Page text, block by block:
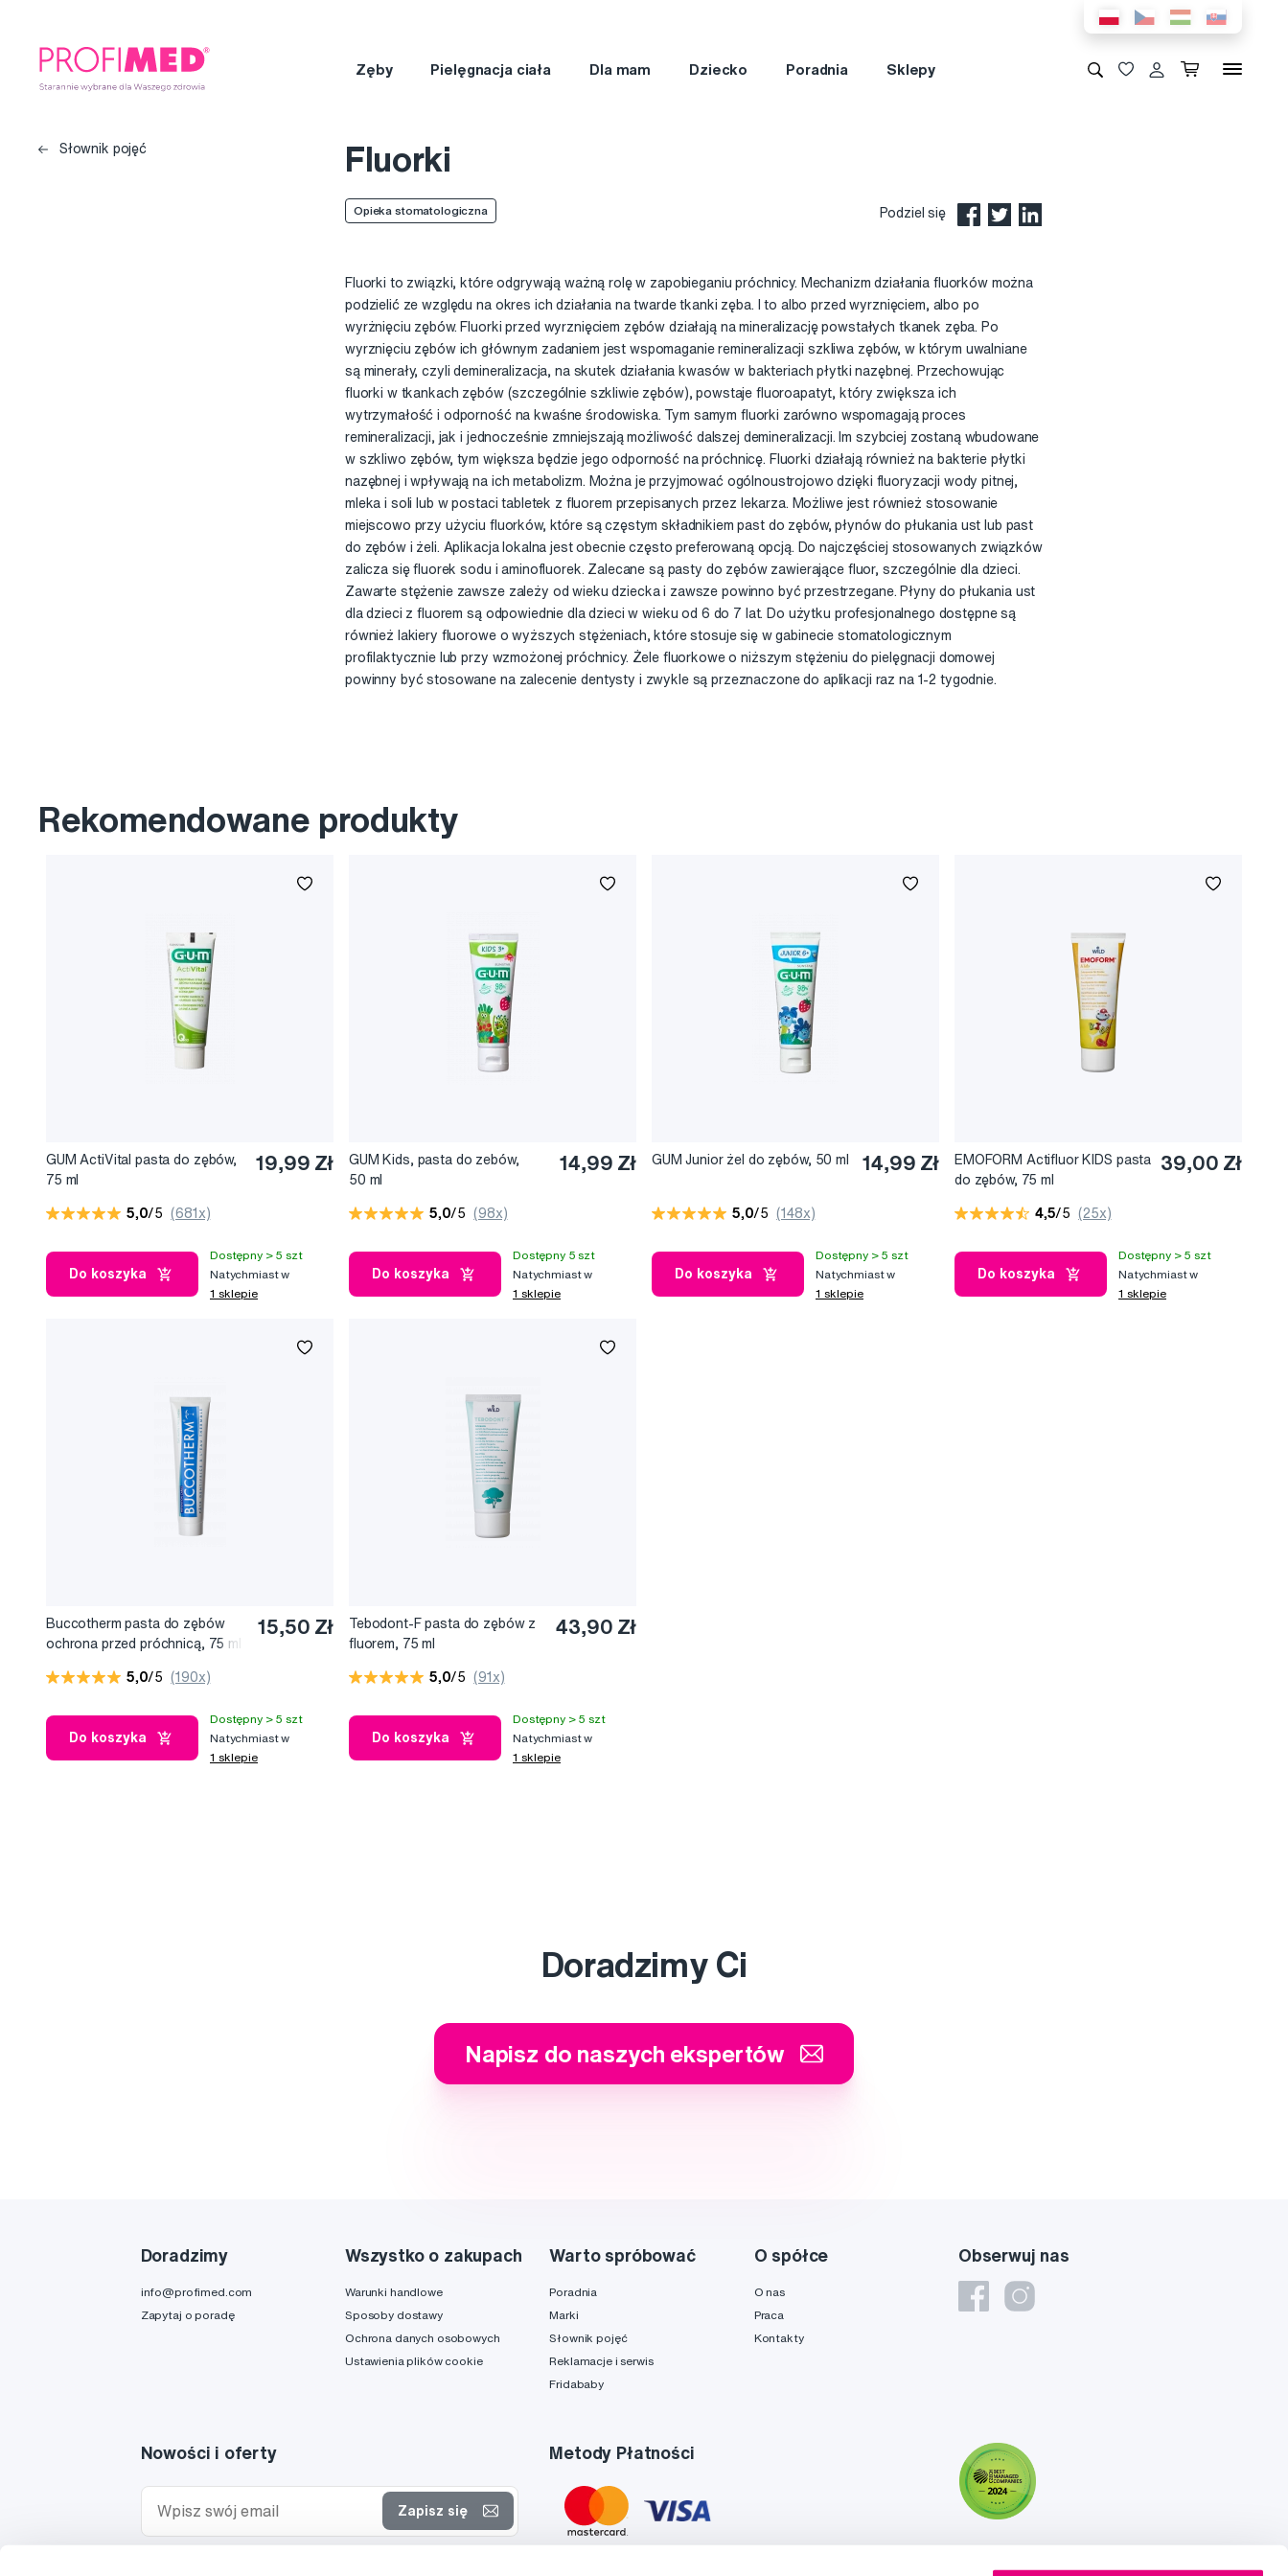
Zęby Pielęgnacja ciała Dla mam Dziecko Poradnia Sklepy
Słownik pojęć Fluorki
Opieka stomatologiczna Podziel się
Fluorki to związki, które odgrywają ważną rolę w zapobieganiu próchnicy. Mechanizm działania fluorków można
podzielić ze względu na okres ich działania na twarde tkanki zęba. I to albo przed wyrznięciem, albo po
wyrżnięciu zębów. Fluorki przed wyrznięciem zębów działają na mineralizację powstałych tkanek zęba. Po
wyrznięciu zębów ich głównym zadaniem jest wspomaganie remineralizacji szkliwa zębów, w którym uwalniane
są minerały, czyli demineralizacja, na skutek działania kwasów w bakteriach płytki nazębnej. Przechowując
fluorki w tkankach zębów (szczególnie szkliwie zębów), powstaje fluoroapatyt, który zwiększa ich
wytrzymałość i odporność na kwaśne środowiska. Tym samym fluorki zarówno wspomagają proces
remineralizacji, jak i jednocześnie zmniejszają możliwość dalszej demineralizacji. Im szybciej zostaną wbudowane
w szkliwo zębów, tym większa będzie jego odporność na próchnicę. Fluorki działają również na bakterie płytki
nazębnej i wpływają na ich metabolizm. Można je przyjmować ogólnoustrojowo dzięki fluoryzacji wody pitnej,
mleka i soli lub w postaci tabletek z fluorem przepisanych przez lekarza. Możliwe jest również stosowanie
miejscowo przy użyciu fluorków, które są częstym składnikiem past do zębów, płynów do płukania ust lub past
do zębów i żeli. Aplikacja lokalna jest obecnie często preferowaną opcją. Do najczęściej stosowanych związków
zalicza się fluorek sodu i aminofluorek. Zalecane są pasty do zębów zawierające fluor, szczególnie dla dzieci.
Zawarte stężenie zawsze zależy od wieku dziecka i zawsze powinno być przestrzegane. Płyny do płukania ust
dla dzieci z fluorem są odpowiednie dla dzieci w wieku od 6 do 7 lat. Do użytku profesjonalnego dostępne są
również lakiery fluorowe o wyższych stężeniach, które stosuje się w gabinecie stomatologicznym
profilaktycznie lub przy wzmożonej próchnicy. Żele fluorkowe o niższym stężeniu do pielęgnacji domowej
powinny być stosowane na zalecenie dentysty i zwykle są przeznaczone do aplikacji raz na 1-2 tygodnie.
Rekomendowane produkty
GUM ActiVital pasta do zębów,
75 ml
19,99 Zł
5,0/5 (681x)
Do koszyka
Dostępny > 5 szt
Natychmiast w
1 sklepie
GUM Kids, pasta do zebów,
50 ml
14,99 Zł
5,0/5 (98x)
Do koszyka
Dostępny 5 szt
Natychmiast w
1 sklepie
GUM Junior żel do zębów, 50 ml 14,99 Zł
5,0/5 (148x)
Do koszyka
Dostępny > 5 szt
Natychmiast w
1 sklepie
EMOFORM Actifluor KIDS pasta
do zębów, 75 ml
39,00 Zł
4,5/5 (25x)
Do koszyka
Dostępny > 5 szt
Natychmiast w
1 sklepie
Buccotherm pasta do zębów
ochrona przed próchnicą, 75 ml
15,50 Zł
5,0/5 (190x)
Do koszyka
Dostępny > 5 szt
Natychmiast w
1 sklepie
Tebodont-F pasta do zębów z
fluorem, 75 ml
43,90 Zł
5,0/5 (91x)
Do koszyka
Dostępny > 5 szt
Natychmiast w
1 sklepie
Doradzimy Ci
Napisz do naszych ekspertów
Obserwuj nas
Doradzimy
info@profimed.com
Zapytaj o poradę
Wszystko o zakupach
Warunki handlowe
Sposoby dostawy
Ochrona danych osobowych
Ustawienia plików cookie
Warto spróbować
Poradnia
Marki
Słownik pojęć
Reklamacje i serwis
Fridababy
O spółce
O nas
Praca
Kontakty
Nowości i oferty
Zapisz się
Metody Płatności